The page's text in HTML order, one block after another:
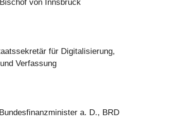
von Innsbruck
für Digitalisierung,
Verfassung
a. D., BRD